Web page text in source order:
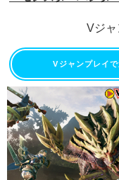
Vジャ
Vジャンプレイ